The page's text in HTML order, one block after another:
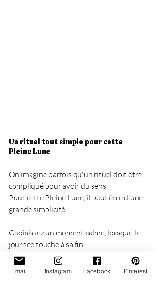
Un rituel tout simple pour cette
Pleine Lune
On imagine parfois qu'un rituel doit être
compliqué pour avoir du sens.
Pour cette Pleine Lune, il peut être d'une
grande simplicité.
Choisissez un moment calme, lorsque la
journée touche à sa fin.
Installez-vous avec votre carnet et
prenez quelques minutes pour regarder
Email Instagram Facebook Pinterest